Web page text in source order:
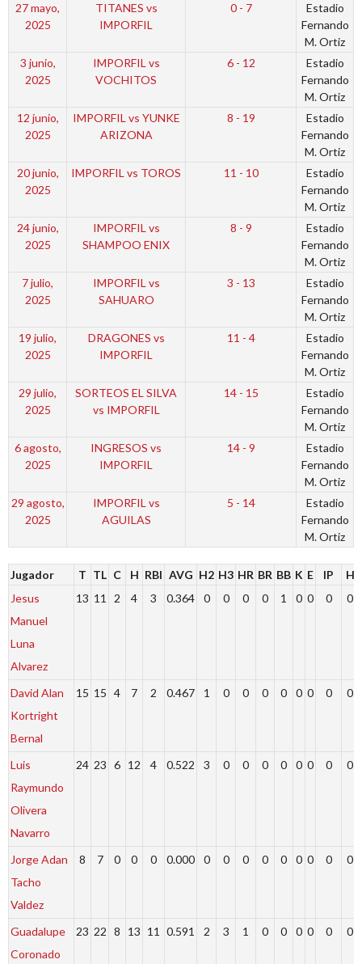
27 mayo,
2025
TITANES vs
IMPORFIL
0 - 7
Estadio
Fernando
M. Ortiz
3 junio,
2025
IMPORFIL vs
VOCHITOS
6 - 12
Estadio
Fernando
M. Ortiz
12 junio,
2025
IMPORFIL vs YUNKE
ARIZONA
8 - 19
Estadio
Fernando
M. Ortiz
20 junio,
2025
IMPORFIL vs TOROS 11 - 10
Estadio
Fernando
M. Ortiz
24 junio,
2025
IMPORFIL vs
SHAMPOO ENIX
8 - 9
Estadio
Fernando
M. Ortiz
7 julio,
2025
IMPORFIL vs
SAHUARO
3 - 13
Estadio
Fernando
M. Ortiz
19 julio,
2025
DRAGONES vs
IMPORFIL
11 - 4
Estadio
Fernando
M. Ortiz
29 julio,
2025
SORTEOS EL SILVA
vs IMPORFIL
14 - 15
Estadio
Fernando
M. Ortiz
6 agosto,
2025
INGRESOS vs
IMPORFIL
14 - 9
Estadio
Fernando
M. Ortiz
29 agosto,
2025
IMPORFIL vs
AGUILAS
5 - 14
Estadio
Fernando
M. Ortiz
Jugador T TL C H RBI AVG H2 H3 HR BR BB K E IP H
Jesus
Manuel
Luna
Alvarez
13 11 2 4 3 0.364 0 0 0 0 1 0 0 0 0
David Alan
Kortright
Bernal
15 15 4 7 2 0.467 1 0 0 0 0 0 0 0 0
Luis
Raymundo
Olivera
Navarro
24 23 6 12 4 0.522 3 0 0 0 0 0 0 0 0
Jorge Adan
Tacho
Valdez
8 7 0 0 0 0.000 0 0 0 0 0 0 0 0 0
Guadalupe
Coronado
23 22 8 13 11 0.591 2 3 1 0 0 0 0 0 0